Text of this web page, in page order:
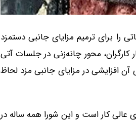
را برای ترمیم مزایای جانبی دستمزد
محور چانه‌زنی در جلسات آتی
آن افزایشی در مزایای جانبی مزد لحاظ
عالی کار است و این شورا همه ساله در